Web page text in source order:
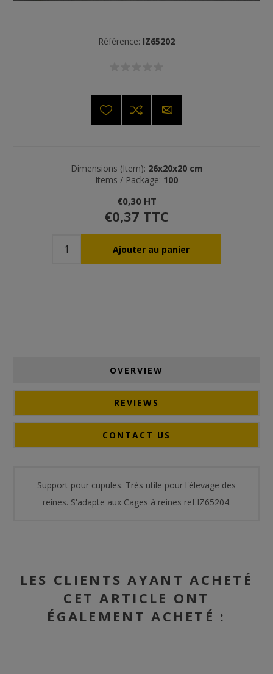
Référence: IZ65202
Dimensions (Item): 26x20x20 cm
Items / Package: 100
€0,30 HT
€0,37 TTC
OVERVIEW
REVIEWS
CONTACT US
Support pour cupules. Très utile pour l'élevage des
reines. S'adapte aux Cages à reines ref.IZ65204.
LES CLIENTS AYANT ACHETÉ
CET ARTICLE ONT
ÉGALEMENT ACHETÉ :